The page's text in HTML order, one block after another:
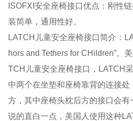
ISOFXI安全座椅接口优点：刚性
装简单，通用性好。
LATCH儿童安全座椅接口简介：
hors and Tethers for CHildren”。
TCH儿童安全座椅接口，LATCH
中两个在坐垫和座椅靠背的连接
方，其中座椅头枕后方的接口会有
说的直白一点，美国人使用这种